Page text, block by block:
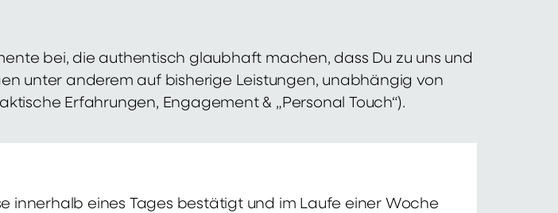
bei, die authentisch glaubhaft machen, dass Du zu uns und
unter anderem auf bisherige Leistungen, unabhängig von
Erfahrungen, Engagement & „Personal Touch“).
innerhalb eines Tages bestätigt und im Laufe einer Woche